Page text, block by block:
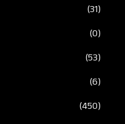
(31)
(0)
(53)
(6)
(450)